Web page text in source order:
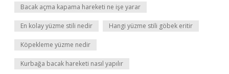
Bacak açma kapama hareketi ne işe yarar
En kolay yüzme stili nedir Hangi yüzme stili göbek eritir
Köpekleme yüzme nedir
Kurbağa bacak hareketi nasıl yapılır